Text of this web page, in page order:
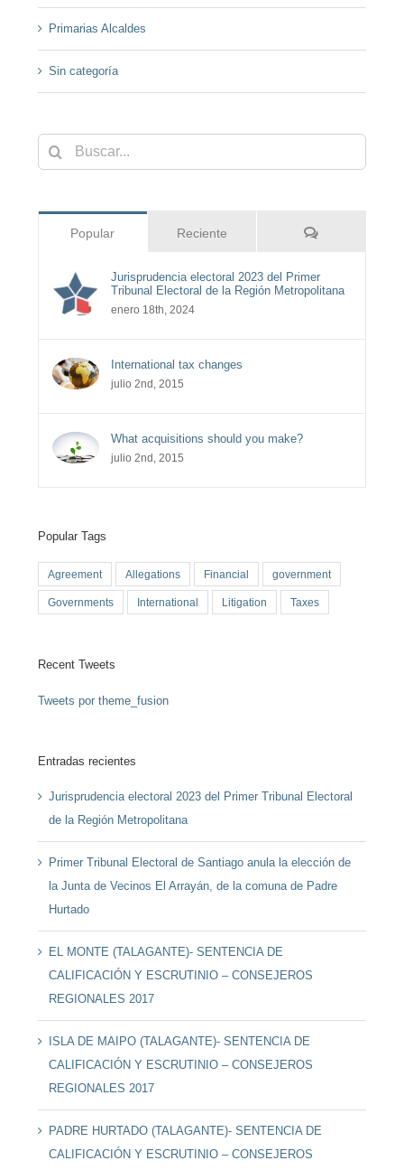
Primarias Alcaldes
Sin categoría
Buscar:
Popular Reciente Comentarios
Jurisprudencia electoral 2023 del Primer
Tribunal Electoral de la Región Metropolitana
enero 18th, 2024
International tax changes
julio 2nd, 2015
What acquisitions should you make?
julio 2nd, 2015
Popular Tags
Agreement Allegations Financial government
Governments International Litigation Taxes
Recent Tweets
Tweets por theme_fusion
Entradas recientes
Jurisprudencia electoral 2023 del Primer Tribunal Electoral
de la Región Metropolitana
Primer Tribunal Electoral de Santiago anula la elección de
la Junta de Vecinos El Arrayán, de la comuna de Padre
Hurtado
EL MONTE (TALAGANTE)- SENTENCIA DE
CALIFICACIÓN Y ESCRUTINIO – CONSEJEROS
REGIONALES 2017
ISLA DE MAIPO (TALAGANTE)- SENTENCIA DE
CALIFICACIÓN Y ESCRUTINIO – CONSEJEROS
REGIONALES 2017
PADRE HURTADO (TALAGANTE)- SENTENCIA DE
CALIFICACIÓN Y ESCRUTINIO – CONSEJEROS